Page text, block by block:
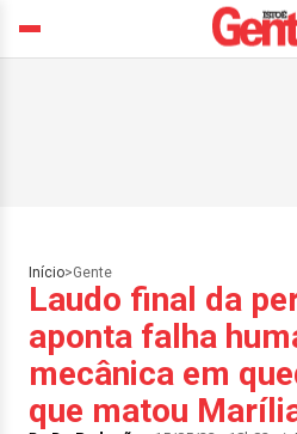
Início>Gente
Laudo final da
aponta falha
mecânica em
que matou